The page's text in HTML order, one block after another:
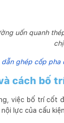
uốn quanh
dẫn ghép cốp pha
cách bố
việc bố trí cốt
lực của cấu